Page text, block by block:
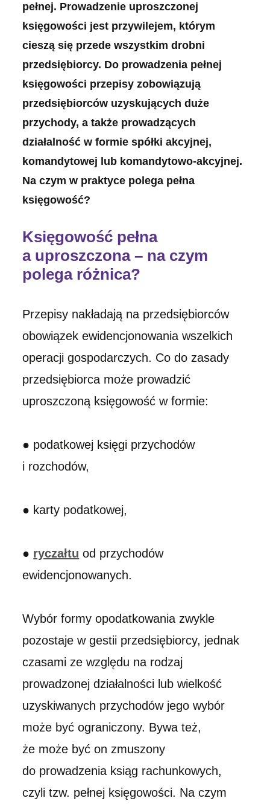
pełnej. Prowadzenie uproszczonej
księgowości jest przywilejem, którym
cieszą się przede wszystkim drobni
przedsiębiorcy. Do prowadzenia pełnej
księgowości przepisy zobowiązują
przedsiębiorców uzyskujących duże
przychody, a także prowadzących
działalność w formie spółki akcyjnej,
komandytowej lub komandytowo-akcyjnej.
Na czym w praktyce polega pełna
księgowość?
Księgowość pełna
a uproszczona – na czym
polega różnica?
Przepisy nakładają na przedsiębiorców
obowiązek ewidencjonowania wszelkich
operacji gospodarczych. Co do zasady
przedsiębiorca może prowadzić
uproszczoną księgowość w formie:
● podatkowej księgi przychodów
i rozchodów,
● karty podatkowej,
● ryczałtu od przychodów
ewidencjonowanych.
Wybór formy opodatkowania zwykle
pozostaje w gestii przedsiębiorcy, jednak
czasami ze względu na rodzaj
prowadzonej działalności lub wielkość
uzyskiwanych przychodów jego wybór
może być ograniczony. Bywa też,
że może być on zmuszony
do prowadzenia ksiąg rachunkowych,
czyli tzw. pełnej księgowości. Na czym